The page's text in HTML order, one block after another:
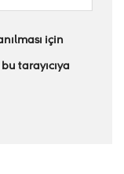
için
tarayıcıya